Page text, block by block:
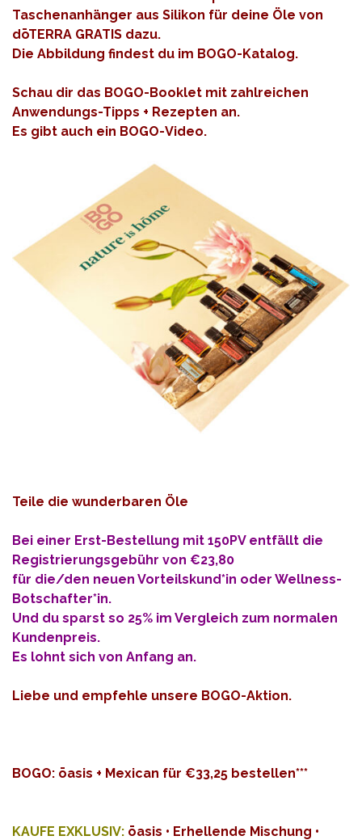
Taschenanhänger aus Silikon für deine Öle von
dōTERRA GRATIS dazu.
Die Abbildung findest du im BOGO-Katalog.
Schau dir das BOGO-Booklet mit zahlreichen
Anwendungs-Tipps + Rezepten an.
Es gibt auch ein BOGO-Video.
Teile die wunderbaren Öle
Bei einer Erst-Bestellung mit 150PV entfällt die
Registrierungsgebühr von €23,80
für die/den neuen Vorteilskund*in oder Wellness-
Botschafter*in.
Und du sparst so 25% im Vergleich zum normalen
Kundenpreis.
Es lohnt sich von Anfang an.
Liebe und empfehle unsere BOGO-Aktion.
BOGO: ōasis + Mexican für €33,25 bestellen***
KAUFE EXKLUSIV: ōasis • Erhellende Mischung •